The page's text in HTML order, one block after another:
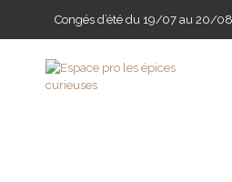
Congés d’été du 19/07 au 20/